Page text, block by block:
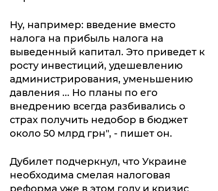
Ну, например: введение вместо
налога на прибыль налога на
выведенный капитал. Это приведет к
росту инвестиций, удешевлению
администрирования, уменьшению
давления ... Но планы по его
внедрению всегда разбивались о
страх получить недобор в бюджет
около 50 млрд грн", - пишет он.
Дубилет подчеркнул, что Украине
необходима смелая налоговая
реформа уже в этом году и кризис